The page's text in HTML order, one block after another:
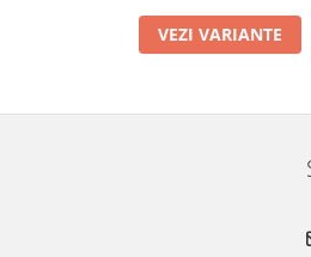
VEZI VARIANTE